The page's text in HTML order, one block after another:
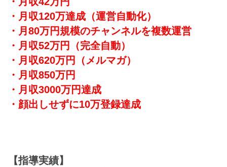
・月収120万達成 （運営自動化）
・月80万円規模のチャンネルを複数運営
・月収52万円（完全自動）
・月収620万円（メルマガ）
・月収850万円
・月収3000万円達成
・顔出しせずに10万登録達成
【指導実績】